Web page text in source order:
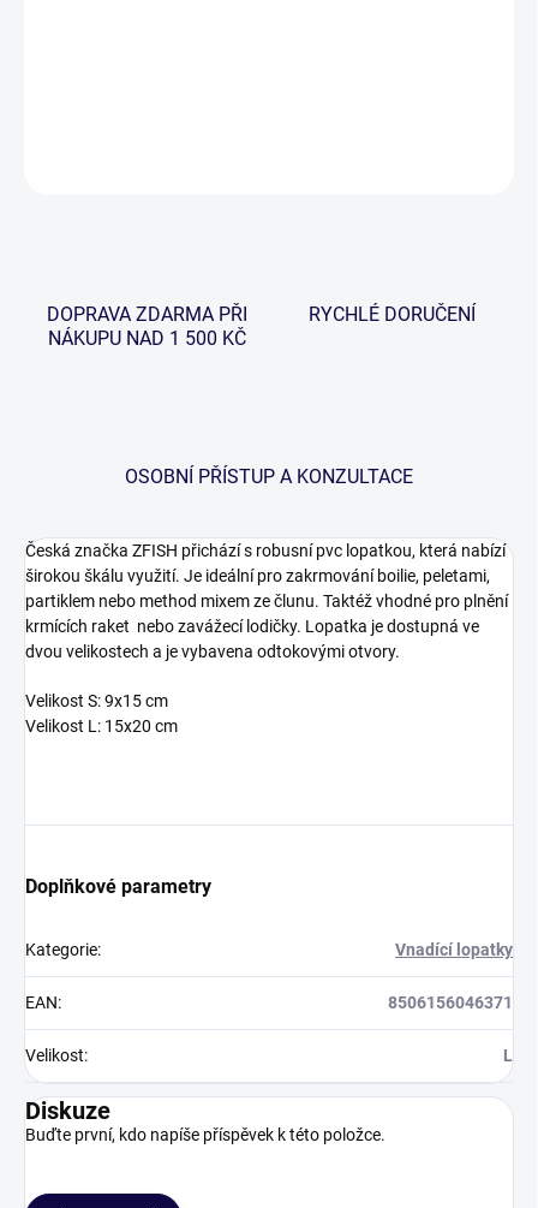
DOPRAVA ZDARMA PŘI
NÁKUPU NAD 1 500 KČ
RYCHLÉ DORUČENÍ
OSOBNÍ PŘÍSTUP A KONZULTACE
Česká značka ZFISH přichází s robusní pvc lopatkou, která nabízí
širokou škálu využití. Je ideální pro zakrmování boilie, peletami,
partiklem nebo method mixem ze člunu. Taktéž vhodné pro plnění
krmících raket nebo zavážecí lodičky. Lopatka je dostupná ve
dvou velikostech a je vybavena odtokovými otvory.
Velikost S: 9x15 cm
Velikost L: 15x20 cm
Doplňkové parametry
Kategorie: Vnadící lopatky
EAN: 8506156046371
Velikost: L
Diskuze
Buďte první, kdo napíše příspěvek k této položce.